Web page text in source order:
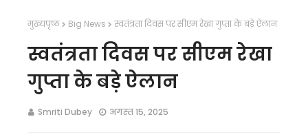
मुख्यपृष्ठ Big News स्वतंत्रता दिवस पर सीएम रेखा गुप्ता के बड़े ऐलान
स्वतंत्रता दिवस पर सीएम रेखा
गुप्ता के बड़े ऐलान
Smriti Dubey अगस्त 15, 2025